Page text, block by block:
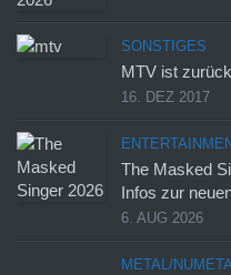
SONSTIGES
MTV ist
16. DEZ 2017
The Masked
Infos zur
6. AUG 2026
METAL/